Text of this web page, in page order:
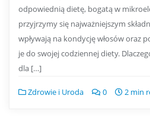
odpowiednią dietę, bogatą w
przyjrzymy się najważniejszym
wpływają na kondycję włosów oraz
je do swojej codziennej diety.
dla […]
Zdrowie i Uroda 0 2 min